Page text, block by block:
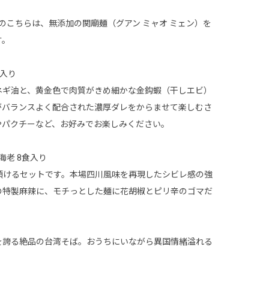
ちらは、無添加の関廟麺（グアン ミャオ ミェン）を
り
油と、黄金色で肉質がきめ細かな金鈎蝦（干しエビ）
ランスよく配合された濃厚ダレをからませて楽しむさ
クチーなど、お好みでお楽しみください。
老 8食入り
るセットです。本場四川風味を再現したシビレ感の強
製麻辣に、モチっとした麺に花胡椒とピリ辛のゴマだ
る絶品の台湾そば。おうちにいながら異国情緒溢れる